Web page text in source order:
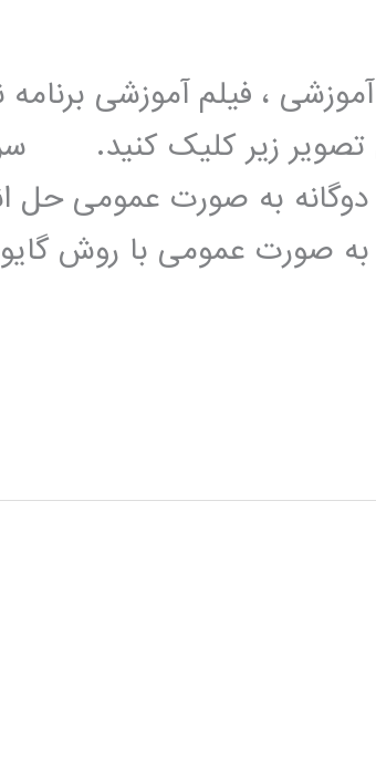
، فیلم آموزشی
تصویر زیر کلیک کنید.
به صورت عمومی حل
صورت عمومی با روش